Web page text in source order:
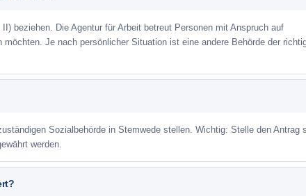
beziehen. Die Agentur für Arbeit betreut Personen mit Anspruch auf
Je nach persönlicher Situation ist eine andere Behörde der
Sozialbehörde in Stemwede stellen. Wichtig: Stelle den Antrag
werden.